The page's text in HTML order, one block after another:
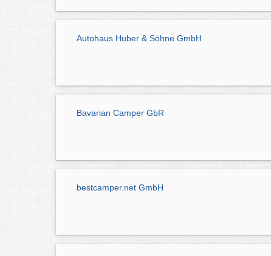
Autohaus Huber & Söhne GmbH
Bavarian Camper GbR
bestcamper.net GmbH